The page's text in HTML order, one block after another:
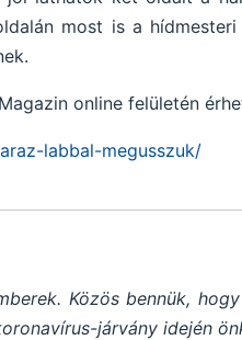
most is a
online felületén
labbal-megusszuk/
Közös bennük,
járvány idején